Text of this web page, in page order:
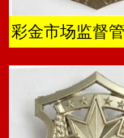
彩金市场监督